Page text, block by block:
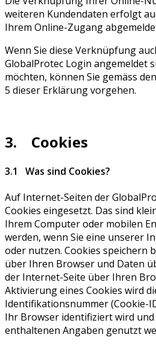
weiteren Kundendaten erfolgt
Ihrem Online-Zugang
Wenn Sie diese Verknüpfung
GlobalProtec Login angemeldet
möchten, können Sie gemäss
5 dieser Erklärung vorgehen.
3. Cookies
3.1 Was sind Cookies?
Auf Internet-Seiten der
Cookies eingesetzt. Das sind
Ihrem Computer oder mobilen
werden, wenn Sie eine unserer
oder nutzen. Cookies speichern
über Ihren Browser und Daten
der Internet-Seite über Ihren
Aktivierung eines Cookies wird
Identifikationsnummer (Cookie-
Ihr Browser identifiziert wird und
enthaltenen Angaben genutzt